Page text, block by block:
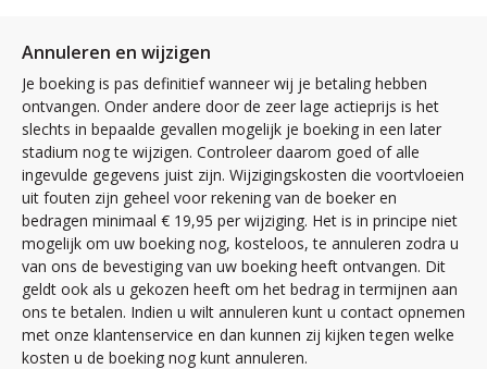
Annuleren en wijzigen
Je boeking is pas definitief wanneer wij je betaling hebben
ontvangen. Onder andere door de zeer lage actieprijs is het
slechts in bepaalde gevallen mogelijk je boeking in een later
stadium nog te wijzigen. Controleer daarom goed of alle
ingevulde gegevens juist zijn. Wijzigingskosten die voortvloeien
uit fouten zijn geheel voor rekening van de boeker en
bedragen minimaal € 19,95 per wijziging. Het is in principe niet
mogelijk om uw boeking nog, kosteloos, te annuleren zodra u
van ons de bevestiging van uw boeking heeft ontvangen. Dit
geldt ook als u gekozen heeft om het bedrag in termijnen aan
ons te betalen. Indien u wilt annuleren kunt u contact opnemen
met onze klantenservice en dan kunnen zij kijken tegen welke
kosten u de boeking nog kunt annuleren.